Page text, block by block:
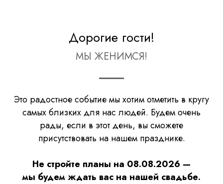
Дорогие гости!
МЫ ЖЕНИМСЯ!
Это радостное событие мы хотим отметить в кругу
самых близких для нас людей. Будем очень
рады, если в этот день, вы сможете
присутствовать на нашем празднике.
Не стройте планы на 08.08.2026 —
мы будем ждать вас на нашей свадьбе.